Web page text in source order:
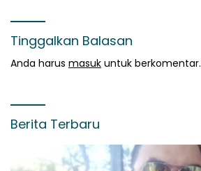
Tinggalkan Balasan
Anda harus masuk untuk berkomentar.
Berita Terbaru